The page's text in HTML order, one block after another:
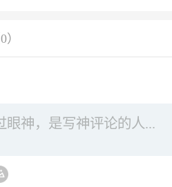
0）